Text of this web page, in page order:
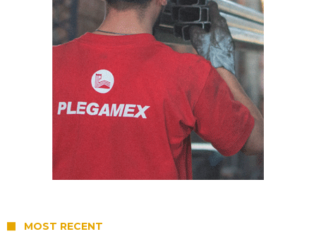
MOST RECENT